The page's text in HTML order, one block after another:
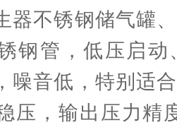
器不锈钢储气罐
钢管，低压启动
噪音低，特别适
压，输出压力精